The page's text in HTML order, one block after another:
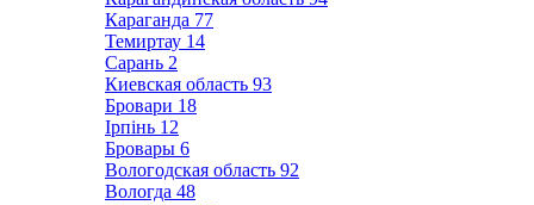
Караганда 77
Темиртау 14
Сарань 2
Киевская область 93
Бровари 18
Ірпінь 12
Бровары 6
Вологодская область 92
Вологда 48